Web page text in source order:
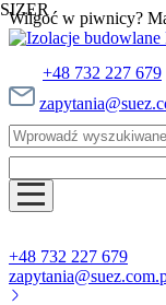
Wilgoć w piwnicy?
+48 732 227 679
+48 732 227 679
SIZER